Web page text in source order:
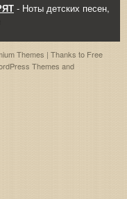
- Ноты детских песен,
Themes | Thanks to Free
Themes and